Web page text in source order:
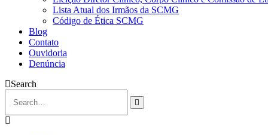
Lista Atual dos Irmãos da SCMG
Código de Ética SCMG
Blog
Contato
Ouvidoria
Denúncia
Search